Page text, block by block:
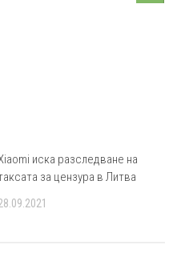
иска разследване на
за цензура в Литва